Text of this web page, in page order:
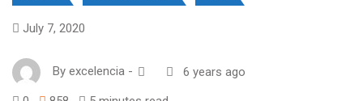
July 7, 2020
By excelencia - 6 years ago